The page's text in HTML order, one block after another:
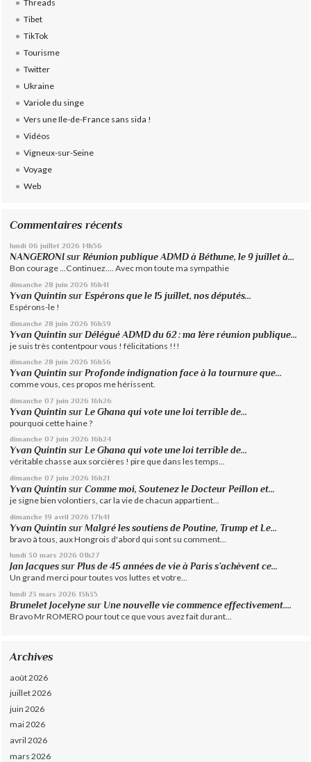
Threads
Tibet
TikTok
Tourisme
Twitter
Ukraine
Variole du singe
Vers une Ile-de-France sans sida !
Vidéos
Vigneux-sur-Seine
Voyage
Web
Commentaires récents
lundi 06 juillet 2026 14h56
NANGERONI surRéunion publique ADMD à Béthune, le 9 juillet à...
Bon courage ...Continuez.... Avec mon toute ma sympathie
dimanche 28 juin 2026 16h41
Yvan Quintin surEspérons que le 15 juillet, nos députés...
Espérons-le !
dimanche 28 juin 2026 16h39
Yvan Quintin surDélégué ADMD du 62 : ma 1ère réunion publique...
je suis très contentpour vous ! félicitations !!!
dimanche 28 juin 2026 16h36
Yvan Quintin surProfonde indignation face à la tournure que...
comme vous, ces propos me hérissent.
dimanche 07 juin 2026 16h26
Yvan Quintin sur Le Ghana qui vote une loi terrible de...
pourquoi cette haine ?
dimanche 07 juin 2026 16h24
Yvan Quintin surLe Ghana qui vote une loi terrible de...
véritable chasse aux sorcières ! pire que dans les temps...
dimanche 07 juin 2026 16h21
Yvan Quintin surComme moi, Soutenez le Docteur Peillon et...
je signe bien volontiers, car la vie de chacun appartient...
dimanche 19 avril 2026 17h41
Yvan Quintin surMalgré les soutiens de Poutine, Trump et Le...
bravo à tous, aux Hongrois d'abord qui sont su comment...
lundi 30 mars 2026 01h27
Jan Jacques surPlus de 45 années de vie à Paris s’achèvent ce...
Un grand merci pour toutes vos luttes et votre...
lundi 23 mars 2026 13h35
Brunelet Jocelyne sur Une nouvelle vie commence effectivement....
Bravo Mr ROMERO pour tout ce que vous avez fait durant...
Archives
août 2026
juillet 2026
juin 2026
mai 2026
avril 2026
mars 2026